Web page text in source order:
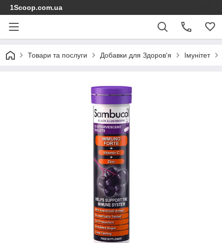
1Scoop.com.ua
Товари та послуги Добавки для Здоров'я Імунітет